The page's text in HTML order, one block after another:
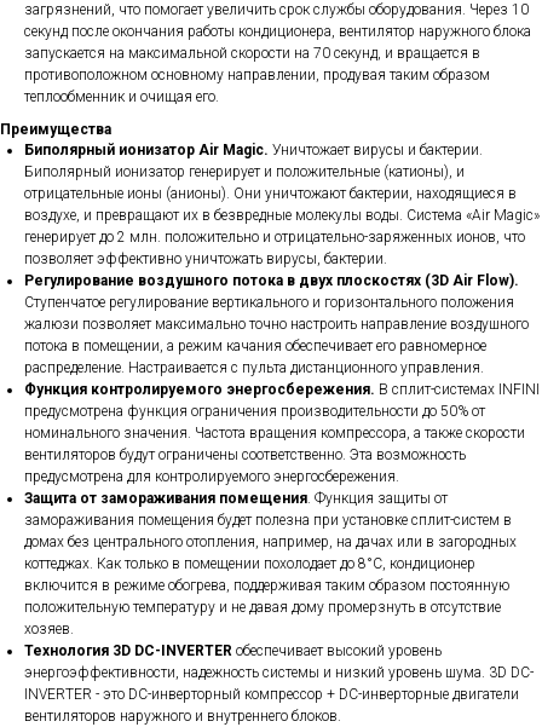
загрязнений, что помогает увеличить срок службы оборудования. Через 10
секунд после окончания работы кондиционера, вентилятор наружного блока
запускается на максимальной скорости на 70 секунд, и вращается в
противоположном основному направлении, продувая таким образом
теплообменник и очищая его.
Преимущества
Биполярный ионизатор Air Magic. Уничтожает вирусы и бактерии.
Биполярный ионизатор генерирует и положительные (катионы), и
отрицательные ионы (анионы). Они уничтожают бактерии, находящиеся в
воздухе, и превращают их в безвредные молекулы воды. Система «Air Magic»
генерирует до 2 млн. положительно и отрицательно-заряженных ионов, что
позволяет эффективно уничтожать вирусы, бактерии.
Регулирование воздушного потока в двух плоскостях (3D Air Flow).
Ступенчатое регулирование вертикального и горизонтального положения
жалюзи позволяет максимально точно настроить направление воздушного
потока в помещении, а режим качания обеспечивает его равномерное
распределение. Настраивается с пульта дистанционного управления.
Функция контролируемого энергосбережения. В сплит-системах INFINI
предусмотрена функция ограничения производительности до 50% от
номинального значения. Частота вращения компрессора, а также скорости
вентиляторов будут ограничены соответственно. Эта возможность
предусмотрена для контролируемого энергосбережения.
Защита от замораживания помещения. Функция защиты от
замораживания помещения будет полезна при установке сплит-систем в
домах без центрального отопления, например, на дачах или в загородных
коттеджах. Как только в помещении похолодает до 8°С, кондиционер
включится в режиме обогрева, поддерживая таким образом постоянную
положительную температуру и не давая дому промерзнуть в отсутствие
хозяев.
Технология 3D DC-INVERTER обеспечивает высокий уровень
энергоэффективности, надежность системы и низкий уровень шума. 3D DC-
INVERTER - это DC-инверторный компрессор + DC-инверторные двигатели
вентиляторов наружного и внутреннего блоков.